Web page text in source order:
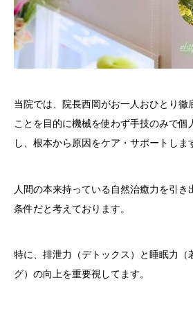
当院では、院長西岡がお一人おひとり徹
ことを目的に機械を使わず手技のみで個
し、根本から原因をケア・サポートしま
人間の本来持っている自然治癒力を引き
条件だと考えております。
特に、排泄力（デトックス）と睡眠力（
グ）の向上を重要視してます。